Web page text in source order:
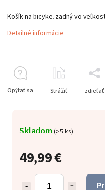
49,99 €
Skladom (>5 ks)
Košík na bicykel zadný vo
Detailné informácie
Opýtať sa Strážiť Zdieľať